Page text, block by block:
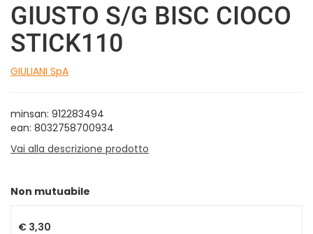
GIUSTO S/G BISC CIOCO
STICK110
GIULIANI SpA
minsan: 912283494
ean: 8032758700934
Vai alla descrizione prodotto
Non mutuabile
€ 3,30